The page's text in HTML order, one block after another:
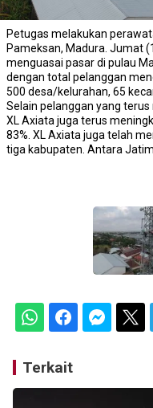
Petugas melakukan
Pameksan, Madura. Jumat
menguasai pasar di pulau
dengan total pelanggan
500 desa/kelurahan, 65
Selain pelanggan yang
XL Axiata juga terus
83%. XL Axiata juga telah
tiga kabupaten. Antara Jatim.
Terkait